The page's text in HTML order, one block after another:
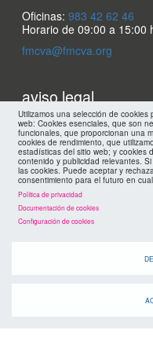
Utilizamos una selección de
web: Cookies esenciales, que son
funcionales, que proporcionan una
cookies de rendimiento, que
estadísticas del sitio web; y cookies
contenido y publicidad relevantes.
las cookies. Puede aceptar y
consentimiento para el futuro en
Política de privacidad
Documentación de cookies
Configuración de cookies
Oficinas: 983 42 62 46
Horario de 09:00 a 15:00
fmcva@fmcva.org
Menu
footer
FMC
aviso legal
mapa web
políticas de
cookies